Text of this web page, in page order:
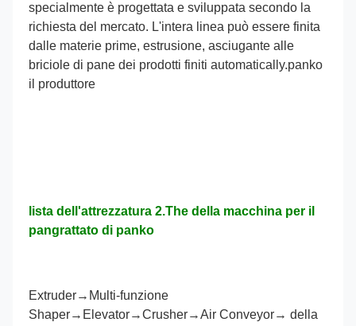
specialmente è progettata e sviluppata secondo la
richiesta del mercato. L'intera linea può essere finita
dalle materie prime, estrusione, asciugante alle
briciole di pane dei prodotti finiti automatically.panko
il produttore
lista dell'attrezzatura 2.The della macchina per il
pangrattato di panko
Extruder→Multi-funzione
Shaper→Elevator→Crusher→Air Conveyor→ della